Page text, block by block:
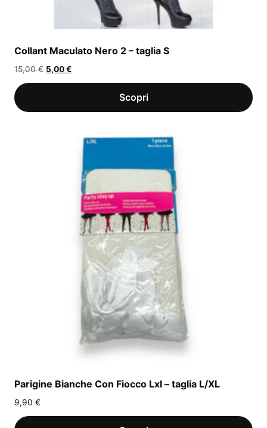
Collant Maculato Nero 2 – taglia S
15,00€ Il
prezzo
5,00€Il
prezzo
Parigine Bianche Con Fiocco Lxl – taglia L/XL
9,90 €